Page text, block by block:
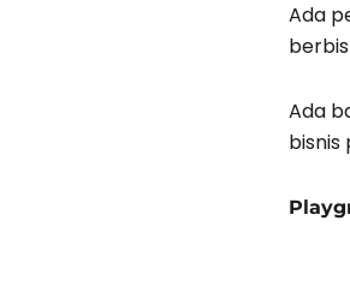
Ada
Ada
bisnis